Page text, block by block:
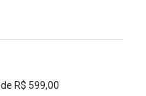
R$ 599,00